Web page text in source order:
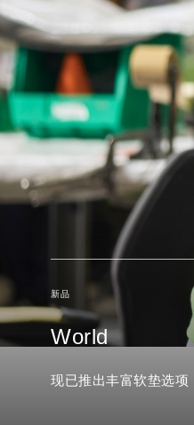
LAB & HEALTHCARE
新品
World
现已推出丰富软垫选项